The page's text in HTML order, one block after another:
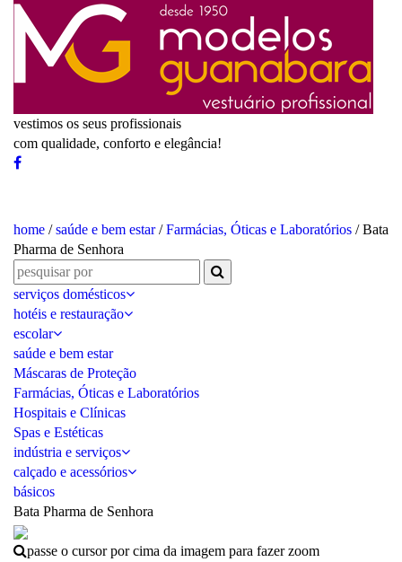
vestimos os seus profissionais
com qualidade, conforto e elegância!
home /saúde e bem estar/Farmácias, Óticas e Laboratórios / Bata
Pharma de Senhora
serviços domésticos
hotéis e restauração
escolar
saúde e bem estar
Máscaras de Proteção
Farmácias, Óticas e Laboratórios
Hospitais e Clínicas
Spas e Estéticas
indústria e serviços
calçado e acessórios
básicos
Bata Pharma de Senhora
passe o cursor por cima da imagem para fazer zoom